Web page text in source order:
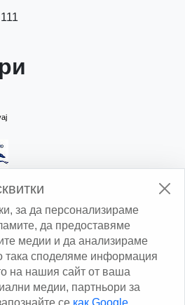
за да персонализираме
да предоставяме
медии и да анализираме
споделяме информация
на нашия сайт от ваша
медии, партньори за
се как Google